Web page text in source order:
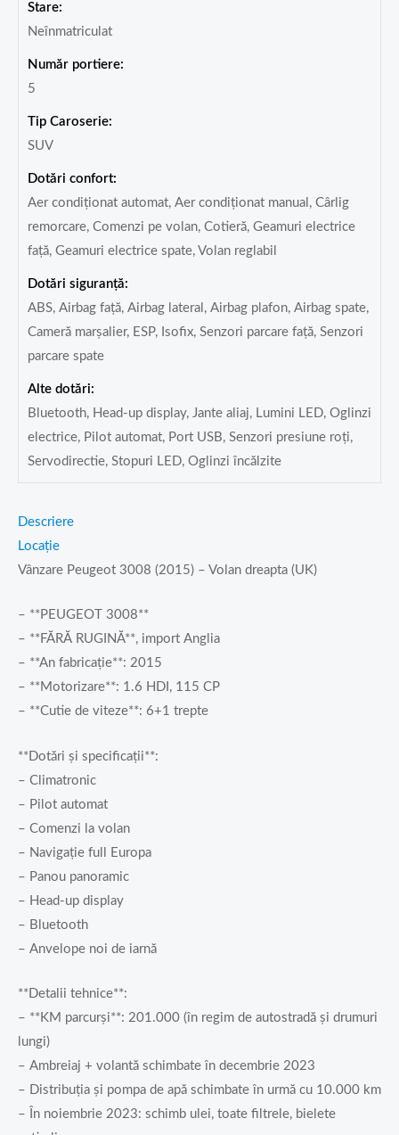
Stare:
Neînmatriculat
Număr portiere:
5
Tip Caroserie:
SUV
Dotări confort:
Aer condiționat automat, Aer condiționat manual, Cârlig
remorcare, Comenzi pe volan, Cotieră, Geamuri electrice
față, Geamuri electrice spate, Volan reglabil
Dotări siguranță:
ABS, Airbag față, Airbag lateral, Airbag plafon, Airbag spate,
Cameră marșalier, ESP, Isofix, Senzori parcare față, Senzori
parcare spate
Alte dotări:
Bluetooth, Head-up display, Jante aliaj, Lumini LED, Oglinzi
electrice, Pilot automat, Port USB, Senzori presiune roți,
Servodirectie, Stopuri LED, Oglinzi încălzite
Descriere
Locație
Vânzare Peugeot 3008 (2015) – Volan dreapta (UK)
– **PEUGEOT 3008**
– **FĂRĂ RUGINĂ**, import Anglia
– **An fabricație**: 2015
– **Motorizare**: 1.6 HDI, 115 CP
– **Cutie de viteze**: 6+1 trepte
**Dotări și specificații**:
– Climatronic
– Pilot automat
– Comenzi la volan
– Navigație full Europa
– Panou panoramic
– Head-up display
– Bluetooth
– Anvelope noi de iarnă
**Detalii tehnice**:
– **KM parcurși**: 201.000 (în regim de autostradă și drumuri
lungi)
– Ambreiaj + volantă schimbate în decembrie 2023
– Distribuția și pompa de apă schimbate în urmă cu 10.000 km
– În noiembrie 2023: schimb ulei, toate filtrele, bielete